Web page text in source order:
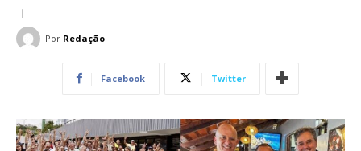
Por Redação
Facebook Twitter